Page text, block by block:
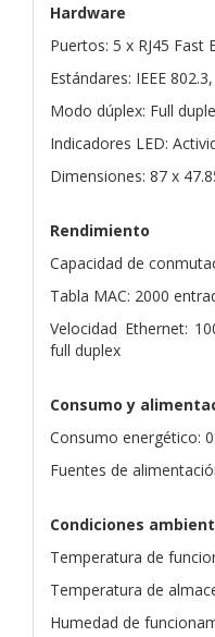
Hardware
Puertos: 5 x RJ45 Fast
Estándares: IEEE
Modo dúplex: Full
Indicadores LED:
Dimensiones: 87 x
Rendimiento
Capacidad de
Tabla MAC: 2000
Velocidad Ethernet:
full duplex
Consumo y
Consumo energético:
Fuentes de
Condiciones
Temperatura de
Temperatura de
Humedad de